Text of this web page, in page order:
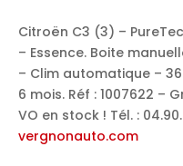
Citroën C3 (3) –
– Essence. Boite
– Clim automatique –
6 mois. Réf : 1007622 –
VO en stock ! Tél. :
vergnonauto.com